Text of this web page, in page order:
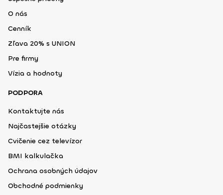
O nás
Cenník
Zľava 20% s UNION
Pre firmy
Vízia a hodnoty
PODPORA
Kontaktujte nás
Najčastejšie otázky
Cvičenie cez televízor
BMI kalkulačka
Ochrana osobných údajov
Obchodné podmienky